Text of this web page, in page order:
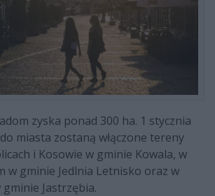
zyska ponad 300 ha. 1 stycznia
miasta zostaną włączone tereny
i Kosowie w gminie Kowala, w
w gminie Jedlnia Letnisko oraz w
Jastrzębia.